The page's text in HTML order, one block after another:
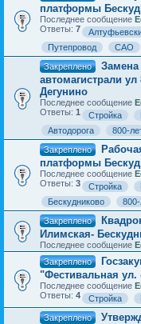
платформы
Последнее сообщение
Ответы: 7
Путепровод
САО
Закреплено
автомагистрали
Дегунино
Последнее сообщение
Ответы: 1 Стройка
Автодорога
800-
Закреплено
платформы
Последнее сообщение
Ответы: 3 Стройка
Бескудниково
Закреплено
Илимская-
Последнее сообщение
Закреплено
"Фестивальная
Последнее сообщение
Ответы: 4 Стройка
Закреплено